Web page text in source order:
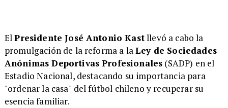
ElPresidente José Antonio Kastllevó a cabo la
promulgación de la reforma a laLey de Sociedades
Anónimas Deportivas Profesionales (SADP) en el
Estadio Nacional, destacando su importancia para
"ordenar la casa" del fútbol chileno y recuperar su
esencia familiar.